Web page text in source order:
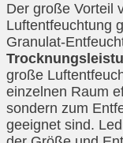
Der große Vorteil
Luftentfeuchtung
Granulat-
große
einzelnen Raum
sondern zum
geeignet sind.